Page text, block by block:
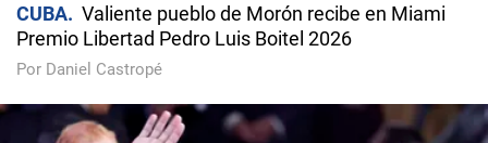
CUBA
Valiente pueblo de Morón recibe en Miami
Premio Libertad Pedro Luis Boitel 2026
Por Daniel Castropé